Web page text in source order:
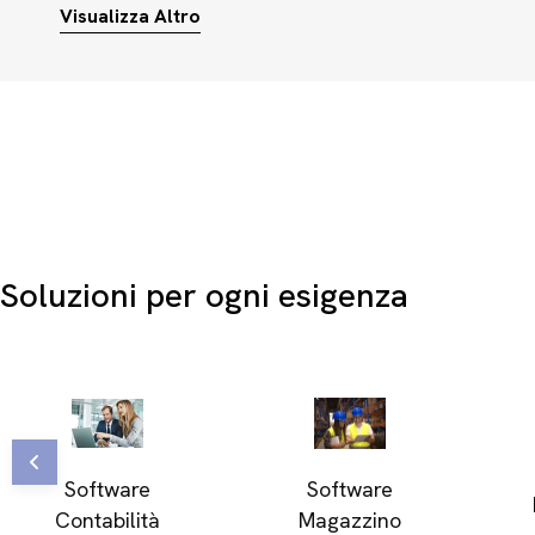
di digitalizzare i flussi di lavoro in modo sostenibile,
Visualizza Altro
Soluzioni per ogni esigenza
Software
Contabilità
Software
Magazzino